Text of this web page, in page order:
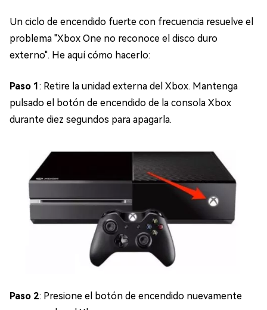
Un ciclo de encendido fuerte con frecuencia resuelve el
problema "Xbox One no reconoce el disco duro
externo". He aquí cómo hacerlo:
Paso 1: Retire la unidad externa del Xbox. Mantenga
pulsado el botón de encendido de la consola Xbox
durante diez segundos para apagarla.
Paso 2: Presione el botón de encendido nuevamente